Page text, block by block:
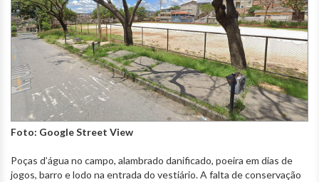
Foto: Google Street View
Poças d’água no campo, alambrado danificado, poeira em dias de
jogos, barro e lodo na entrada do vestiário. A falta de conservação